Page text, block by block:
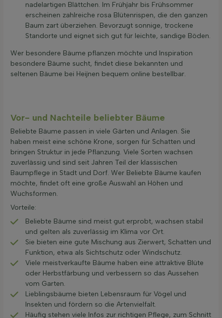
nadelartigen Blättchen. Im Frühjahr bis Frühsommer
erscheinen zahlreiche rosa Blütenrispen, die den ganzen
Baum zart überziehen. Bevorzugt sonnige, trockene
Standorte und eignet sich gut für leichte, sandige Böden.
Wer besondere Bäume pflanzen möchte und Inspiration
besondere Bäume sucht, findet diese bekannten und
seltenen Bäume bei Heijnen bequem online bestellbar.
Vor- und Nachteile beliebter Bäume
Beliebte Bäume passen in viele Gärten und Anlagen. Sie
haben meist eine schöne Krone, sorgen für Schatten und
bringen Struktur in jede Pflanzung. Viele Sorten wachsen
zuverlässig und sind seit Jahren Teil der klassischen
Baumpflege in Stadt und Dorf. Wer Beliebte Bäume kaufen
möchte, findet oft eine große Auswahl an Höhen und
Wuchsformen.
Vorteile:
Beliebte Bäume sind meist gut erprobt, wachsen stabil
und gelten als zuverlässig im Klima vor Ort.
Sie bieten eine gute Mischung aus Zierwert, Schatten und
Funktion, etwa als Sichtschutz oder Windschutz.
Viele meistverkaufte Bäume haben eine attraktive Blüte
oder Herbstfärbung und verbessern so das Aussehen
vom Garten.
Lieblingsbäume bieten Lebensraum für Vögel und
Insekten und fördern so die Artenvielfalt.
Häufig stehen viele Infos zur richtigen Pflege, zum Schnitt